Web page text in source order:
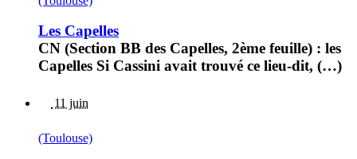
Les Capelles
CN (Section BB des Capelles, 2ème feuille) : les
Capelles Si Cassini avait trouvé ce lieu-dit, (…)
11 juin
(Toulouse)